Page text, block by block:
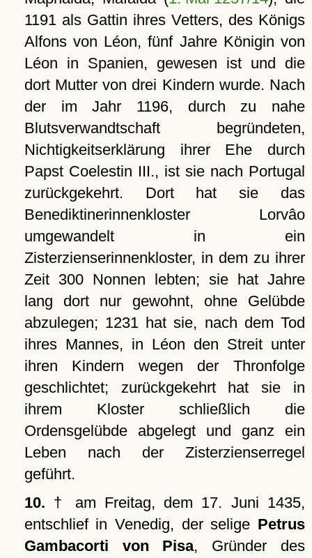
1191 als Gattin ihres Vetters, des Königs
Alfons von Léon, fünf Jahre Königin von
Léon in Spanien, gewesen ist und die
dort Mutter von drei Kindern wurde. Nach
der im Jahr 1196, durch zu nahe
Blutsverwandtschaft begründeten,
Nichtigkeitserklärung ihrer Ehe durch
Papst Coelestin III., ist sie nach Portugal
zurückgekehrt. Dort hat sie das
Benediktinerinnenkloster Lorvâo
umgewandelt in ein
Zisterzienserinnenkloster, in dem zu ihrer
Zeit 300 Nonnen lebten; sie hat Jahre
lang dort nur gewohnt, ohne Gelübde
abzulegen; 1231 hat sie, nach dem Tod
ihres Mannes, in Léon den Streit unter
ihren Kindern wegen der Thronfolge
geschlichtet; zurückgekehrt hat sie in
ihrem Kloster schließlich die
Ordensgelübde abgelegt und ganz ein
Leben nach der Zisterzienserregel
geführt.
10. † am Freitag, dem 17. Juni 1435,
entschlief in Venedig, der selige Petrus
Gambacorti von Pisa, Gründer des